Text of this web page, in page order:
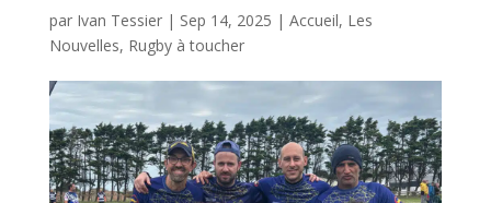
par Ivan Tessier| Sep 14, 2025 | Accueil, Les
Nouvelles, Rugby à toucher